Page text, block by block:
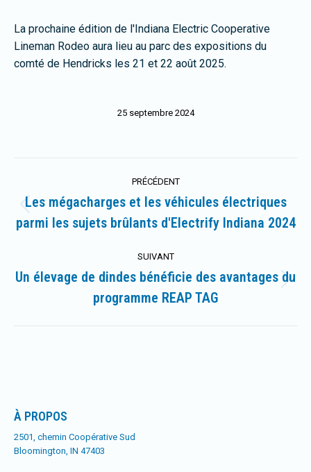
La prochaine édition de l'Indiana Electric Cooperative
Lineman Rodeo aura lieu au parc des expositions du
comté de Hendricks les 21 et 22 août 2025.
25 septembre 2024
article
PRÉCÉDENT
précédent
Les mégacharges et les véhicules électriques
parmi les sujets brûlants d'Electrify Indiana 2024
SUIVANT
suivant
Un élevage de dindes bénéficie des avantages du
programme REAP TAG
À PROPOS
2501, chemin Coopérative Sud
Bloomington, IN 47403